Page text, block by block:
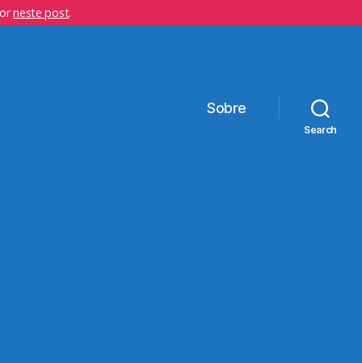
neste post.
Sobre
Search